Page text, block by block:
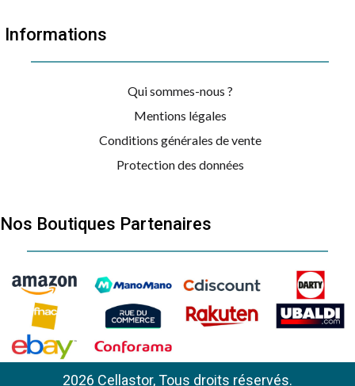
Informations
Qui sommes-nous ?
Mentions légales
Conditions générales de vente
Protection des données
Nos Boutiques Partenaires
2026 Cellastor, Tous droits réservés.